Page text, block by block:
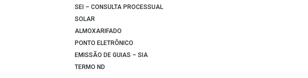
SEI – CONSULTA PROCESSUAL
SOLAR
ALMOXARIFADO
PONTO ELETRÔNICO
EMISSÃO DE GUIAS – SIA
TERMO ND